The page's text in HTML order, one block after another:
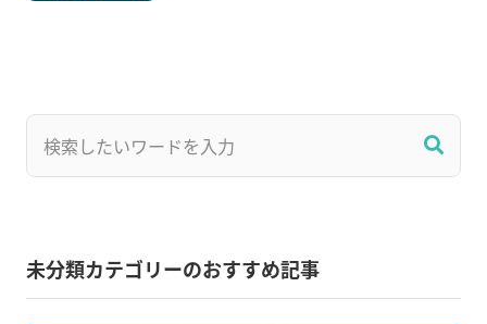
未分類カテゴリーのおすすめ記事